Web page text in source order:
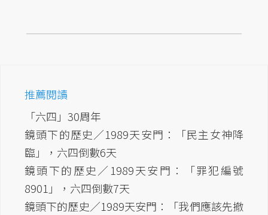
推薦閱讀
「六四」30周年
鏡頭下的歷史／1989天安門：「民主女神降
臨」，六四倒數6天
鏡頭下的歷史／1989天安門：「罪犯編號
8901」，六四倒數7天
鏡頭下的歷史／1989天安門：「我們應該先撤